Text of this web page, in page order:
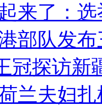
来了：
部队发
冠探访新
兰夫妇